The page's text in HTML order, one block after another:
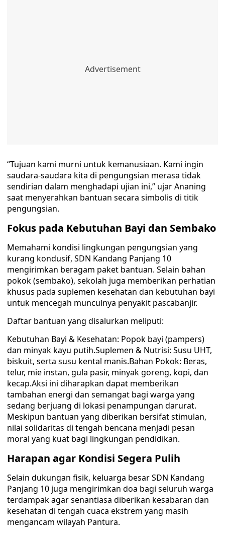
“Tujuan kami murni untuk kemanusiaan. Kami ingin
saudara-saudara kita di pengungsian merasa tidak
sendirian dalam menghadapi ujian ini,” ujar Ananing
saat menyerahkan bantuan secara simbolis di titik
pengungsian.
Fokus pada Kebutuhan Bayi dan Sembako
Memahami kondisi lingkungan pengungsian yang
kurang kondusif, SDN Kandang Panjang 10
mengirimkan beragam paket bantuan. Selain bahan
pokok (sembako), sekolah juga memberikan perhatian
khusus pada suplemen kesehatan dan kebutuhan bayi
untuk mencegah munculnya penyakit pascabanjir.
Daftar bantuan yang disalurkan meliputi:
Kebutuhan Bayi & Kesehatan: Popok bayi (pampers)
dan minyak kayu putih.Suplemen & Nutrisi: Susu UHT,
biskuit, serta susu kental manis.Bahan Pokok: Beras,
telur, mie instan, gula pasir, minyak goreng, kopi, dan
kecap.Aksi ini diharapkan dapat memberikan
tambahan energi dan semangat bagi warga yang
sedang berjuang di lokasi penampungan darurat.
Meskipun bantuan yang diberikan bersifat stimulan,
nilai solidaritas di tengah bencana menjadi pesan
moral yang kuat bagi lingkungan pendidikan.
Harapan agar Kondisi Segera Pulih
Selain dukungan fisik, keluarga besar SDN Kandang
Panjang 10 juga mengirimkan doa bagi seluruh warga
terdampak agar senantiasa diberikan kesabaran dan
kesehatan di tengah cuaca ekstrem yang masih
mengancam wilayah Pantura.